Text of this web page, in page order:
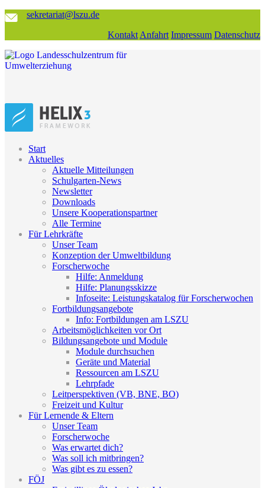
sekretariat@lszu.de
Kontakt Anfahrt Impressum Datenschutz
Start
Aktuelles
Aktuelle Mitteilungen
Schulgarten-News
Newsletter
Downloads
Unsere Kooperationspartner
Alle Termine
Für Lehrkräfte
Unser Team
Konzeption der Umweltbildung
Forscherwoche
Hilfe: Anmeldung
Hilfe: Planungsskizze
Infoseite: Leistungskatalog für Forscherwochen
Fortbildungsangebote
Info: Fortbildungen am LSZU
Arbeitsmöglichkeiten vor Ort
Bildungsangebote und Module
Module durchsuchen
Geräte und Material
Ressourcen am LSZU
Lehrpfade
Leitperspektiven (VB, BNE, BO)
Freizeit und Kultur
Für Lernende & Eltern
Unser Team
Forscherwoche
Was erwartet dich?
Was soll ich mitbringen?
Was gibt es zu essen?
FÖJ